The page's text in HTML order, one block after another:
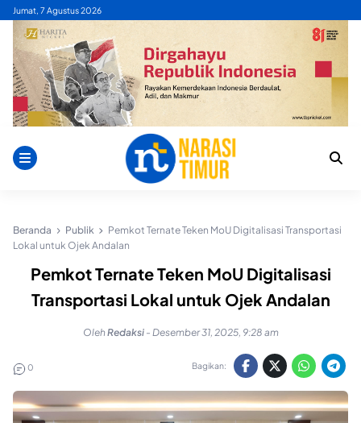
Skip
content
Jumat, 7 Agustus 2026
Beranda Publik
Pemkot Ternate Teken MoU Digitalisasi Transportasi
Lokal untuk Ojek Andalan
Pemkot Ternate Teken MoU Digitalisasi
Transportasi Lokal untuk Ojek Andalan
OlehRedaksi - Desember 31, 2025, 9:28 am
0 Bagikan: